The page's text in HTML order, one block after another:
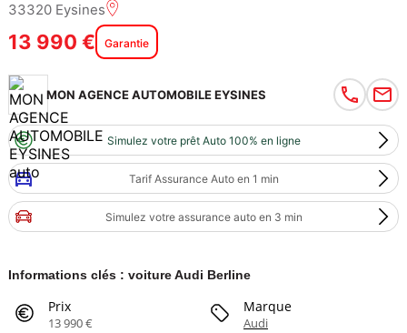
33320 Eysines
13 990 € Garantie
MON AGENCE AUTOMOBILE EYSINES
Simulez votre prêt Auto 100% en ligne
Tarif Assurance Auto en 1 min
Simulez votre assurance auto en 3 min
Informations clés : voiture Audi Berline
Prix
13 990 €
Marque
Audi